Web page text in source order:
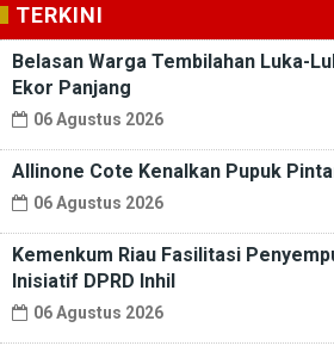
TERKINI
Belasan Warga Tembilahan Luka-
Ekor Panjang
06 Agustus 2026
Allinone Cote Kenalkan Pupuk
06 Agustus 2026
Kemenkum Riau Fasilitasi
Inisiatif DPRD Inhil
06 Agustus 2026